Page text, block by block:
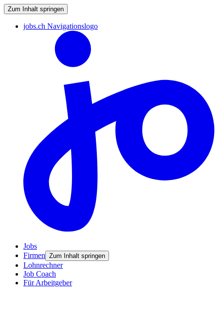
Zum Inhalt springen
jobs.ch Navigationslogo
Jobs
Firmen Zum Inhalt springen
Lohnrechner
Job Coach
Für Arbeitgeber